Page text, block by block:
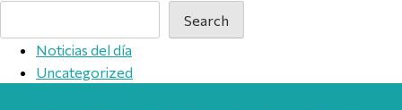
Search
Noticias del día
Uncategorized